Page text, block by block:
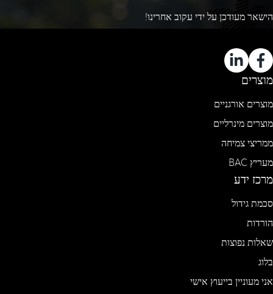
הישאר מעודכן על ידי עקוב אחרינו!
מוצרים
מוצרים אורגניים
מוצרים מינרליים
ממריצי צמיחה
מעריץ BAC
מרכז ידע
סכמת גידול
הורדות
שאלות נפוצות
בלוג
אני מעוניין בייעוץ אישי